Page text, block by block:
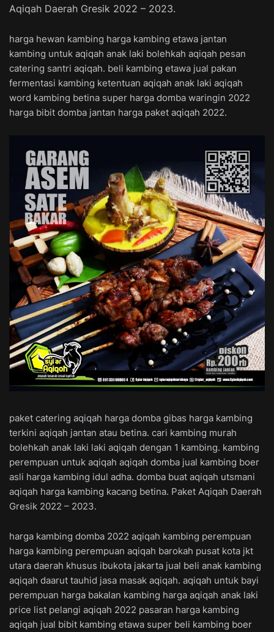
Aqiqah Daerah Gresik 2022 – 2023.
harga hewan kambing harga kambing etawa jantan
kambing untuk aqiqah anak laki bolehkah aqiqah pesan
catering santri aqiqah. beli kambing etawa jual pakan
fermentasi kambing ketentuan aqiqah anak laki aqiqah
word kambing betina super harga domba waringin 2022
harga bibit domba jantan harga paket aqiqah 2022.
paket catering aqiqah harga domba gibas harga kambing
terkini aqiqah jantan atau betina. cari kambing murah
bolehkah anak laki laki aqiqah dengan 1 kambing. kambing
perempuan untuk aqiqah aqiqah domba jual kambing boer
asli harga kambing idul adha. domba buat aqiqah utsmani
aqiqah harga kambing kacang betina. Paket Aqiqah Daerah
Gresik 2022 – 2023.
harga kambing domba 2022 aqiqah kambing perempuan
harga kambing perempuan aqiqah barokah pusat kota jkt
utara daerah khusus ibukota jakarta jual beli anak kambing
aqiqah daarut tauhid jasa masak aqiqah. aqiqah untuk bayi
perempuan harga bakalan kambing harga aqiqah anak laki
price list pelangi aqiqah 2022 pasaran harga kambing
aqiqah jual bibit kambing etawa super beli kambing boer